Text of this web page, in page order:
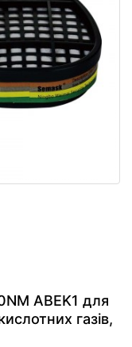
ABEK1 для
газів,